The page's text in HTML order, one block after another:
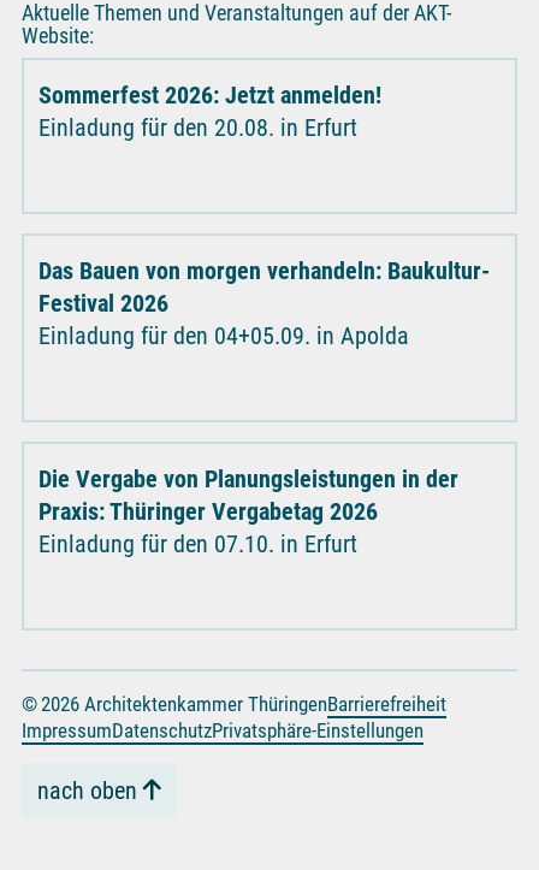
Aktuelle Themen und Veranstaltungen auf der AKT-
Website:
Sommerfest 2026: Jetzt anmelden!
Einladung für den 20.08. in Erfurt
Das Bauen von morgen verhandeln: Baukultur-
Festival 2026
Einladung für den 04+05.09. in Apolda
Die Vergabe von Planungsleistungen in der
Praxis: Thüringer Vergabetag 2026
Einladung für den 07.10. in Erfurt
© 2026 Architektenkammer ThüringenBarrierefreiheit
ImpressumDatenschutzPrivatsphäre-Einstellungen
nach oben